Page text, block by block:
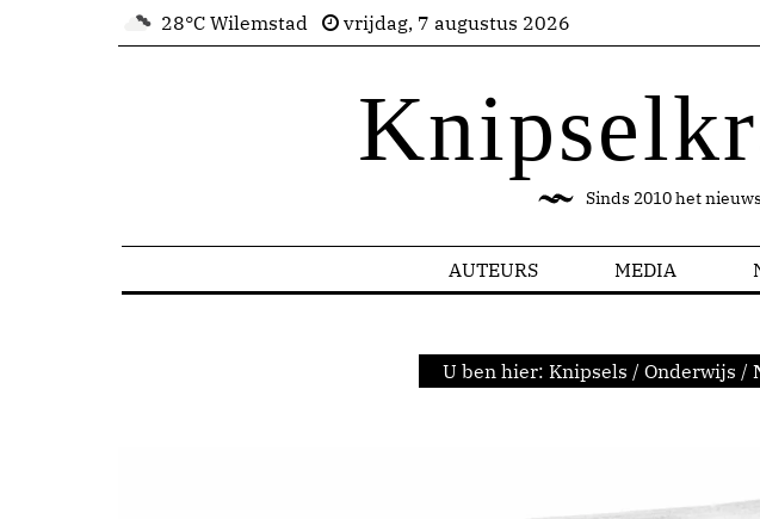
28°C Wilemstad vrijdag, 7 augustus 2026
Sinds 2010 het
AUTEURS MEDIA
U ben hier: Knipsels / Onderwijs /